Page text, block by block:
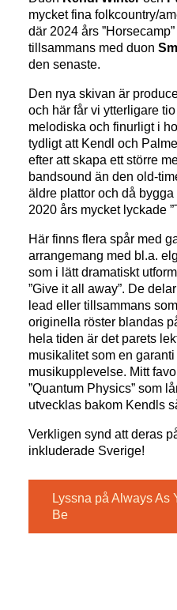
mycket fina folkcountry/
där 2024 års
tillsammans med duon
den senaste.
Den nya skivan är
och här får vi ytterligare
melodiska och finurligt i
tydligt att Kendl och
efter att skapa ett större
bandsound än den old-
äldre plattor och då
2020 års mycket lyckade
Här finns flera spår med
arrangemang med bl.a.
som i lätt dramatiskt
”Give it all away”. De
lead eller tillsammans
originella röster blandas
hela tiden är det parets
musikalitet som en
musikupplevelse. Mitt
”Quantum Physics” som
utvecklas bakom Kendls
Verkligen synd att deras
inkluderade Sverige!
Lyssna på Always As
Be